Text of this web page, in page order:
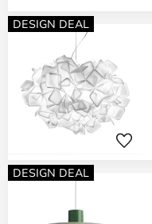
DESIGN DEAL
DESIGN DEAL